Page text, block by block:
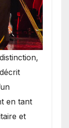
en tant
et